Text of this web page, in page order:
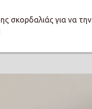
σκορδαλιάς για να την